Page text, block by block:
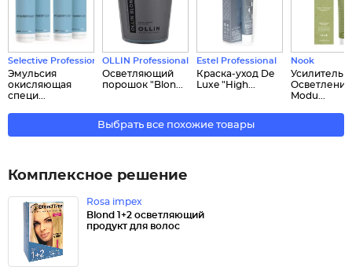
Selective Professional
Эмульсия
окисляющая
специ...
OLLIN Professional
Осветляющий
порошок "Blon...
Estel Professional
Краска-уход De
Luxe "High...
Nook
Усилитель
Осветления
Modu...
Выбрать все похожие товары
Комплексное решение
Rosa impex
Blond 1+2 осветляющий
продукт для волос